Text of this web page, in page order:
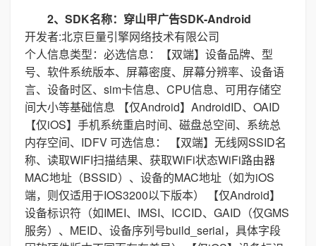
2、SDK名称：穿山甲广告SDK-Android
开发者:北京巨量引擎网络技术有限公司
个人信息类型：必选信息：【双端】设备品牌、型
号、软件系统版本、屏幕密度、屏幕分辨率、设备语
言、设备时区、sim卡信息、CPU信息、可用存储空
间大小等基础信息 【仅Android】AndroidID、OAID
【仅iOS】手机系统重启时间、磁盘总空间、系统总
内存空间、IDFV 可选信息： 【双端】无线网SSID名
称、读取WIFI扫描结果、获取WiFi状态WiFi路由器
MAC地址（BSSID）、设备的MAC地址（如为iOS
端，则仅适用于IOS3200以下版本） 【仅Android】
设备标识符（如IMEI、IMSI、ICCID、GAID（仅GMS
服务）、MEID、设备序列号build_serial，具体字段